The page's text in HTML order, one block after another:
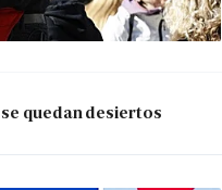
quedan desiertos